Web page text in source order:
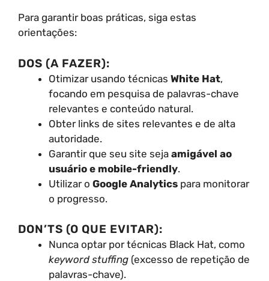
Para garantir boas práticas, siga estas
orientações:
DOS (A FAZER):
Otimizar usando técnicas White Hat,
focando em pesquisa de palavras-chave
relevantes e conteúdo natural.
Obter links de sites relevantes e de alta
autoridade.
Garantir que seu site seja amigável ao
usuário e mobile-friendly.
Utilizar o Google Analytics para monitorar
o progresso.
DON’TS (O QUE EVITAR):
Nunca optar por técnicas Black Hat, como
keyword stuffing (excesso de repetição de
palavras-chave).